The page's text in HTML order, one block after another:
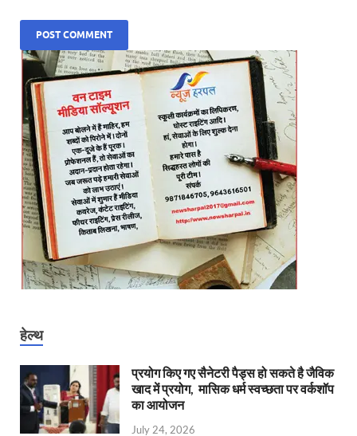
हेल्थ
प्रयोग किए गए सैनेटरी पैड्स हो सकते है जैविक
खाद में प्रयोग, मासिक धर्म स्वच्छता पर वर्कशॉप
का आयोजन
July 24, 2026